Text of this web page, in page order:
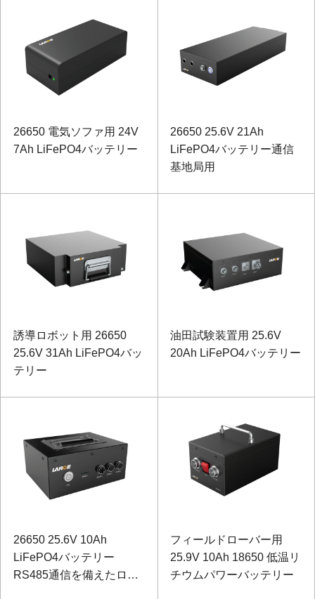
26650 電気ソファ用 24V
7Ah LiFePO4バッテリー
26650 25.6V 21Ah
LiFePO4バッテリー通信
基地局用
誘導ロボット用 26650
25.6V 31Ah LiFePO4バッ
テリー
油田試験装置用 25.6V
20Ah LiFePO4バッテリー
26650 25.6V 10Ah
LiFePO4バッテリー
RS485通信を備えたロボ
フィールドローバー用
25.9V 10Ah 18650 低温リ
チウムパワーバッテリー